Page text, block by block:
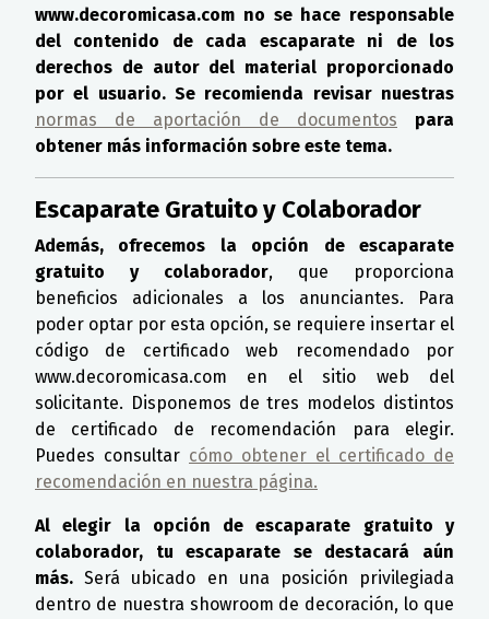
www.decoromicasa.com no se hace responsable
del contenido de cada escaparate ni de los
derechos de autor del material proporcionado
por el usuario. Se recomienda revisar nuestras
normas de aportación de documentos para
obtener más información sobre este tema.
Escaparate Gratuito y Colaborador
Además, ofrecemos la opción de escaparate
gratuito y colaborador, que proporciona
beneficios adicionales a los anunciantes. Para
poder optar por esta opción, se requiere insertar el
código de certificado web recomendado por
www.decoromicasa.com en el sitio web del
solicitante. Disponemos de tres modelos distintos
de certificado de recomendación para elegir.
Puedes consultar cómo obtener el certificado de
recomendación en nuestra página.
Al elegir la opción de escaparate gratuito y
colaborador, tu escaparate se destacará aún
más. Será ubicado en una posición privilegiada
dentro de nuestra showroom de decoración, lo que